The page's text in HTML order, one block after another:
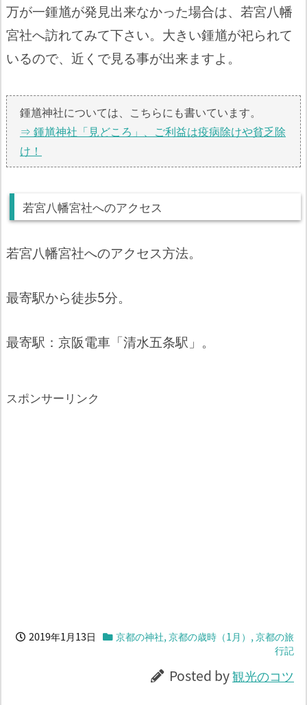
万が一鍾馗が発見出来なかった場合は、若宮八幡
宮社へ訪れてみて下さい。大きい鍾馗が祀られて
いるので、近くで見る事が出来ますよ。
鍾馗神社については、こちらにも書いています。
⇒ 鍾馗神社「見どころ」、ご利益は疫病除けや貧乏除
け！
若宮八幡宮社へのアクセス
若宮八幡宮社へのアクセス方法。
最寄駅から徒歩5分。
最寄駅：京阪電車「清水五条駅」。
スポンサーリンク
2019年1月13日 京都の神社,京都の歳時（1月） ,京都の旅
行記
Posted by観光のコツ